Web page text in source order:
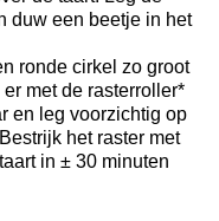
duw een beetje in het
ronde cirkel zo groot
met de rasterroller*
en leg voorzichtig op
het raster met
in ± 30 minuten